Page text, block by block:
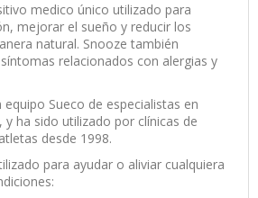
medico único utilizado para
mejorar el sueño y reducir los
natural. Snooze también
relacionados con alergias y
Sueco de especialistas en
ha sido utilizado por clínicas de
desde 1998.
para ayudar o aliviar cualquiera